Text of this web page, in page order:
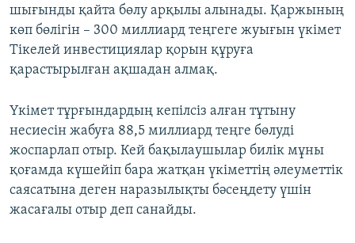
шығынды қайта бөлу арқылы алынады. Қаржының
көп бөлігін – 300 миллиард теңгеге жуығын үкімет
Тікелей инвестициялар қорын құруға
қарастырылған ақшадан алмақ.
Үкімет тұрғындардың кепілсіз алған тұтыну
несиесін жабуға 88,5 миллиард теңге бөлуді
жоспарлап отыр. Кей бақылаушылар билік мұны
қоғамда күшейіп бара жатқан үкіметтің әлеуметтік
саясатына деген наразылықты бәсеңдету үшін
жасағалы отыр деп санайды.